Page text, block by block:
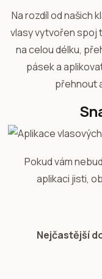
Na rozdíl od našich
vlasy vytvořen spoj
na celou délku,
pásek a
přehnout
Pokud vám
aplikaci jisti,
Nejčastější